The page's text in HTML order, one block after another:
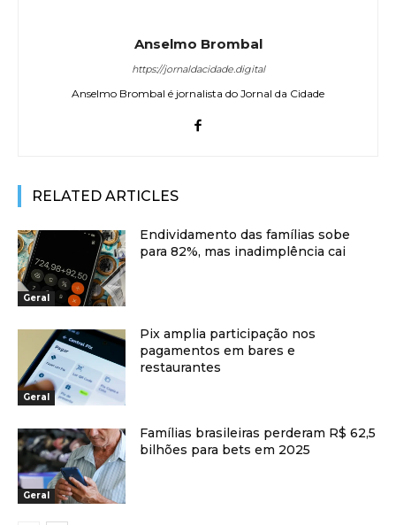
Anselmo Brombal
https://jornaldacidade.digital
Anselmo Brombal é jornalista do Jornal da Cidade
RELATED ARTICLES
Geral
Endividamento das famílias sobe
para 82%, mas inadimplência cai
Geral
Pix amplia participação nos
pagamentos em bares e
restaurantes
Geral
Famílias brasileiras perderam R$ 62,5
bilhões para bets em 2025